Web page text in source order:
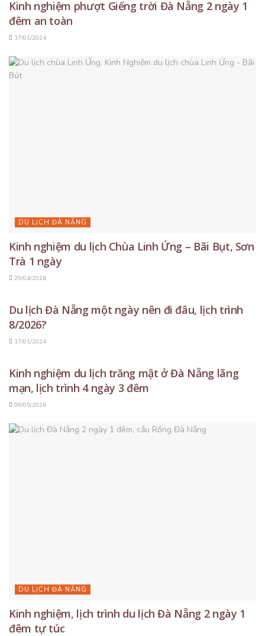
Kinh nghiệm phượt Giếng trời Đà Nẵng 2 ngày 1
đêm an toàn
17/01/2024
DU LỊCH ĐÀ NẴNG
Kinh nghiệm du lịch Chùa Linh Ứng – Bãi Bụt, Sơn
Trà 1 ngày
29/04/2026
Du lịch Đà Nẵng một ngày nên đi đâu, lịch trình
8/2026?
17/01/2024
Kinh nghiệm du lịch trăng mật ở Đà Nẵng lãng
mạn, lịch trình 4 ngày 3 đêm
09/05/2026
DU LỊCH ĐÀ NẴNG
Kinh nghiệm, lịch trình du lịch Đà Nẵng 2 ngày 1
đêm tự túc